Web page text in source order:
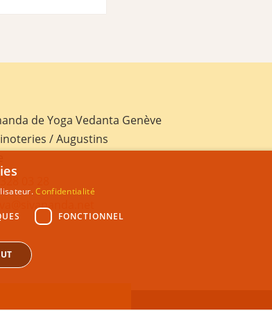
de Yoga Vedanta Genève
/ Augustins
Confidentialité
FONCTIONNEL